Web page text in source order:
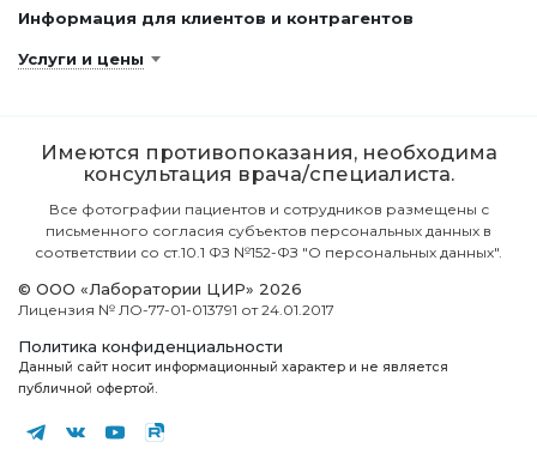
Информация для клиентов и контрагентов
Услуги и цены
Имеются противопоказания, необходима
консультация врача/специалиста.
Все фотографии пациентов и сотрудников размещены с
письменного согласия субъектов персональных данных в
соответствии со ст.10.1 ФЗ №152-ФЗ "О персональных данных".
© ООО «Лаборатории ЦИР» 2026
Лицензия № ЛО-77-01-013791 от 24.01.2017
Политика конфиденциальности
Данный сайт носит информационный характер и не является
публичной офертой.